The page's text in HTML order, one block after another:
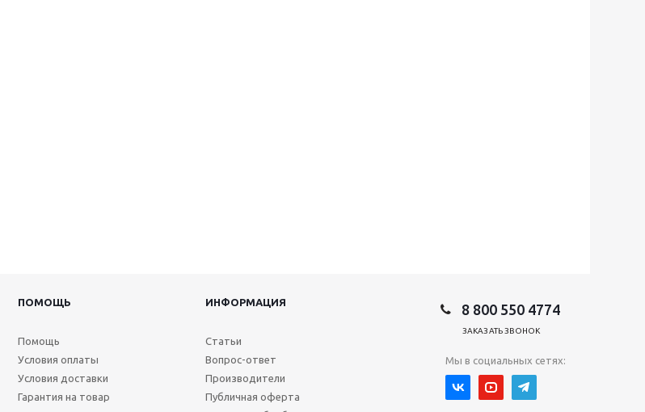
ПОМОЩЬ
ИНФОРМАЦИЯ
Помощь
Условия оплаты
Условия доставки
Гарантия на товар
Статьи
Вопрос-ответ
Производители
Публичная оферта
8 800 550 4774
ЗАКАЗАТЬ ЗВОНОК
Мы в социальных сетях: